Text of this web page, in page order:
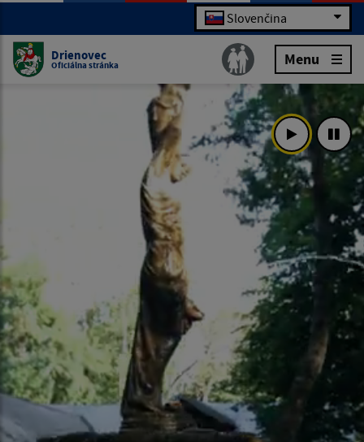
Slovenčina
Drienovec
Oficiálna stránka Menu